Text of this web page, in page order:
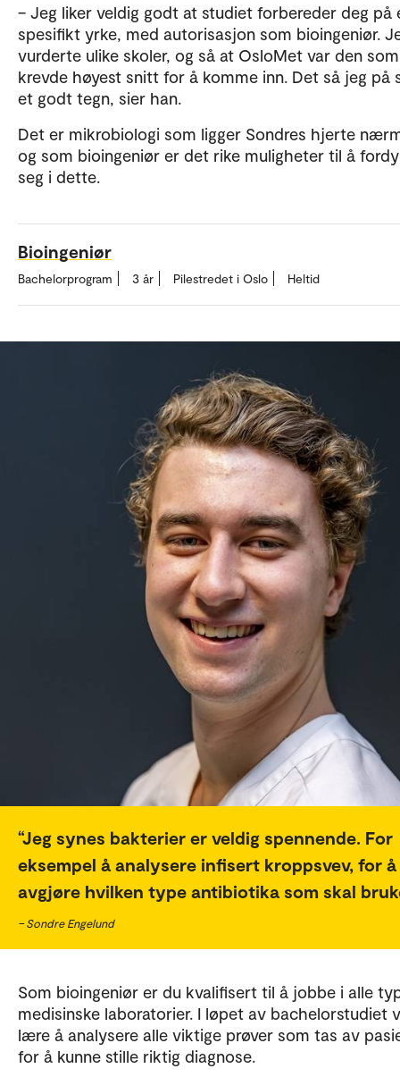
– Jeg liker veldig godt at studiet forbereder deg på
spesifikt yrke, med autorisasjon som bioingeniør.
vurderte ulike skoler, og så at OsloMet var den som
krevde høyest snitt for å komme inn. Det så jeg på
et godt tegn, sier han.
Det er mikrobiologi som ligger Sondres hjerte
og som bioingeniør er det rike muligheter til å
seg i dette.
Bioingeniør
Bachelorprogram 3 år Pilestredet i Oslo Heltid
Jeg synes bakterier er veldig spennende. For
eksempel å analysere infisert kroppsvev, for å
avgjøre hvilken type antibiotika som skal
– Sondre Engelund
Som bioingeniør er du kvalifisert til å jobbe i alle
medisinske laboratorier. I løpet av bachelorstudiet
lære å analysere alle viktige prøver som tas av
for å kunne stille riktig diagnose.